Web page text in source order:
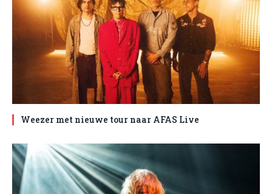
Weezer met nieuwe tour naar AFAS Live